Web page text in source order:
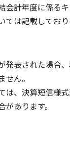
会計年度に係る
ては記載しており
発表された場合
せん。
は、決算短信様
あります。